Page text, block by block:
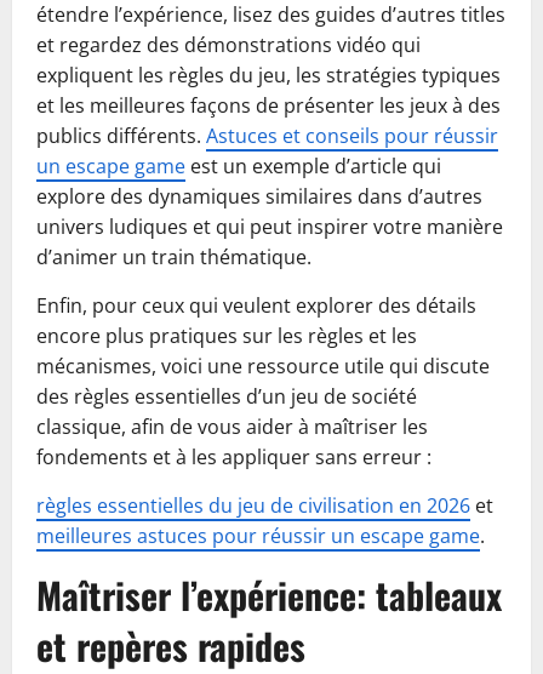
étendre l’expérience, lisez des guides d’autres titles
et regardez des démonstrations vidéo qui
expliquent les règles du jeu, les stratégies typiques
et les meilleures façons de présenter les jeux à des
publics différents. Astuces et conseils pour réussir
un escape game est un exemple d’article qui
explore des dynamiques similaires dans d’autres
univers ludiques et qui peut inspirer votre manière
d’animer un train thématique.
Enfin, pour ceux qui veulent explorer des détails
encore plus pratiques sur les règles et les
mécanismes, voici une ressource utile qui discute
des règles essentielles d’un jeu de société
classique, afin de vous aider à maîtriser les
fondements et à les appliquer sans erreur :
règles essentielles du jeu de civilisation en 2026 et
meilleures astuces pour réussir un escape game.
Maîtriser l’expérience: tableaux
et repères rapides